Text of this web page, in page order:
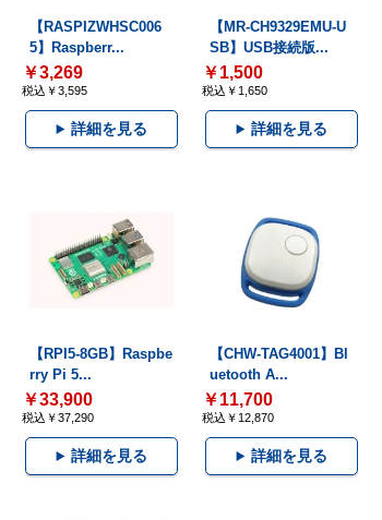
【RASPIZWHSC006
5】Raspberr...
￥3,269
税込￥3,595
詳細を見る
【MR-CH9329EMU-U
SB】USB接続版...
￥1,500
税込￥1,650
詳細を見る
【RPI5-8GB】Raspbe
rry Pi 5...
￥33,900
税込￥37,290
詳細を見る
【CHW-TAG4001】Bl
uetooth A...
￥11,700
税込￥12,870
詳細を見る